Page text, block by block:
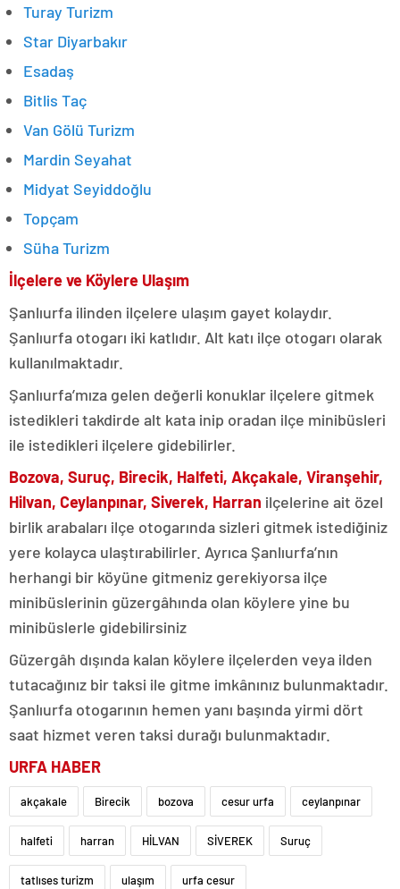
Turay Turizm
Star Diyarbakır
Esadaş
Bitlis Taç
Van Gölü Turizm
Mardin Seyahat
Midyat Seyiddoğlu
Topçam
Süha Turizm
İlçelere ve Köylere Ulaşım
Şanlıurfa ilinden ilçelere ulaşım gayet kolaydır.
Şanlıurfa otogarı iki katlıdır. Alt katı ilçe otogarı olarak
kullanılmaktadır.
Şanlıurfa’mıza gelen değerli konuklar ilçelere gitmek
istedikleri takdirde alt kata inip oradan ilçe minibüsleri
ile istedikleri ilçelere gidebilirler.
Bozova, Suruç, Birecik, Halfeti, Akçakale, Viranşehir,
Hilvan, Ceylanpınar, Siverek, Harran ilçelerine ait özel
birlik arabaları ilçe otogarında sizleri gitmek istediğiniz
yere kolayca ulaştırabilirler. Ayrıca Şanlıurfa’nın
herhangi bir köyüne gitmeniz gerekiyorsa ilçe
minibüslerinin güzergâhında olan köylere yine bu
minibüslerle gidebilirsiniz
Güzergâh dışında kalan köylere ilçelerden veya ilden
tutacağınız bir taksi ile gitme imkânınız bulunmaktadır.
Şanlıurfa otogarının hemen yanı başında yirmi dört
saat hizmet veren taksi durağı bulunmaktadır.
URFA HABER
akçakale Birecik bozova cesur urfa ceylanpınar
halfeti harran HİLVAN SİVEREK Suruç
tatlıses turizm ulaşım urfa cesur